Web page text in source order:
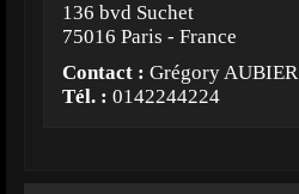
136 bvd Suchet
75016 Paris - France
Contact : Grégory AUBIER
Tél. : 0142244224